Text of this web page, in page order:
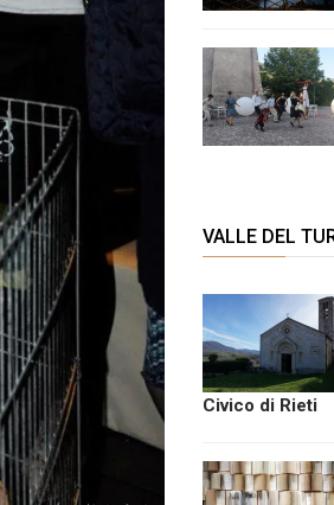
VALLE DEL
Civico di Rieti